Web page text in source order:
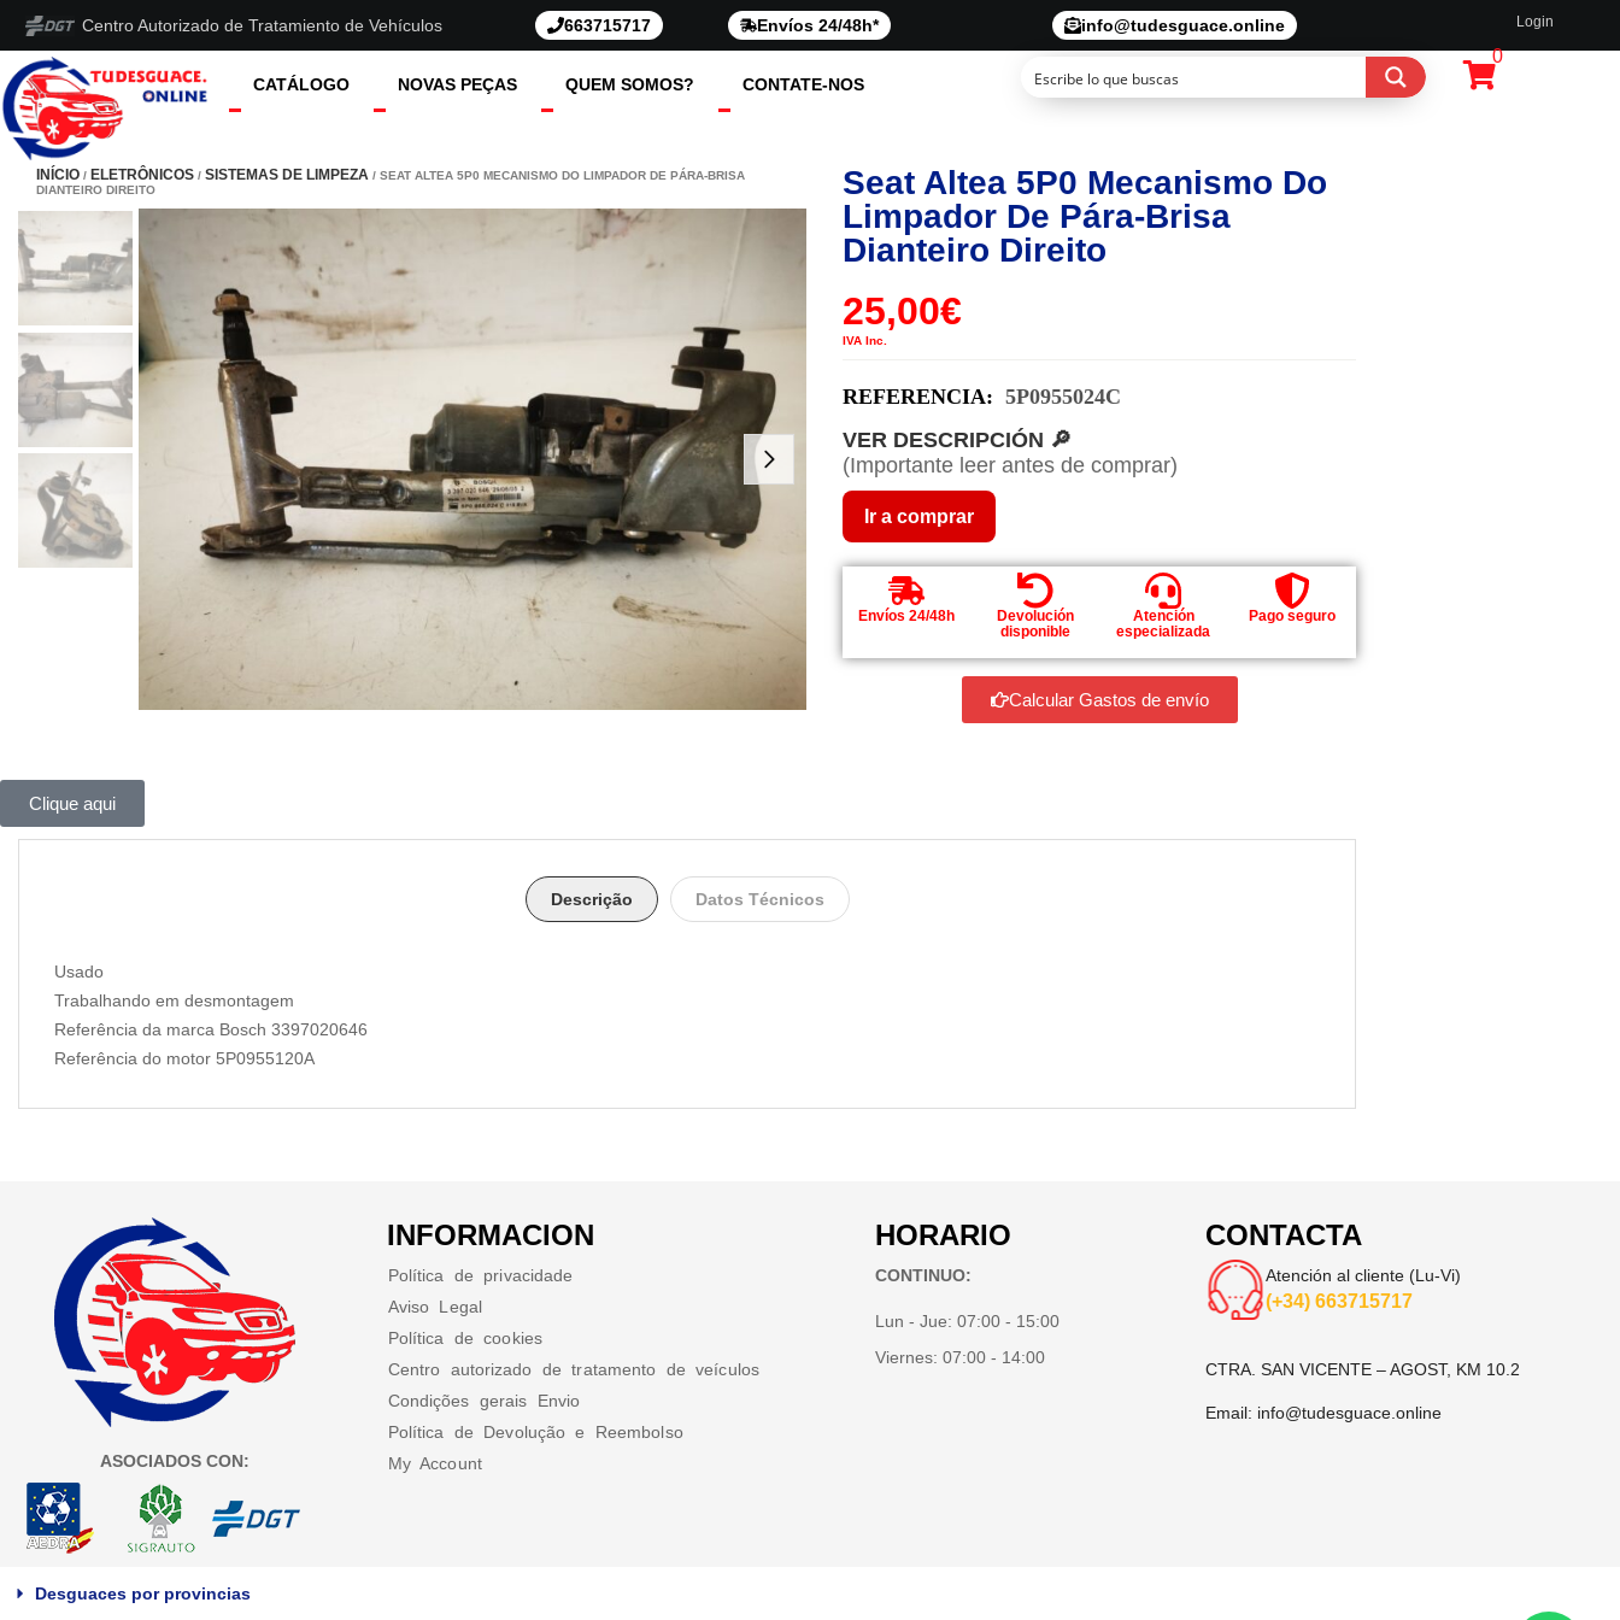
Centro Autorizado de Tratamiento de Vehículos 663715717 Envíos 24/48h* info@tudesguace.online Login
CATÁLOGO NOVAS PEÇAS QUEM SOMOS? CONTATE-NOS
0
INÍCIO / ELETRÔNICOS / SISTEMAS DE LIMPEZA / SEAT ALTEA 5P0 MECANISMO DO LIMPADOR DE PÁRA-BRISA
DIANTEIRO DIREITO
Seat Altea 5P0 Mecanismo Do
Limpador De Pára-Brisa
Dianteiro Direito
25,00€
IVA Inc.
REFERENCIA: 5P0955024C
VER DESCRIPCIÓN 🔎
(Importante leer antes de comprar)
Ir a comprar
Envíos 24/48h
Devolución
disponible
Atención
especializada
Pago seguro
Calcular Gastos de envío
Clique aqui
Descrição Datos Técnicos
Usado
Trabalhando em desmontagem
Referência da marca Bosch 3397020646
Referência do motor 5P0955120A
ASOCIADOS CON:
INFORMACION
Política de privacidade
Aviso Legal
Política de cookies
Centro autorizado de tratamento de veículos
Condições gerais Envio
Política de Devolução e Reembolso
My Account
HORARIO
CONTINUO:
Lun - Jue:07:00 - 15:00
Viernes:07:00 - 14:00
CONTACTA
Atención al cliente (Lu-Vi)
(+34) 663715717
CTRA. SAN VICENTE – AGOST, KM 10.2
Email: info@tudesguace.online
Desguaces por provincias